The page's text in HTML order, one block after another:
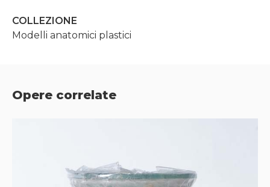
COLLEZIONE
Modelli anatomici plastici
Opere correlate